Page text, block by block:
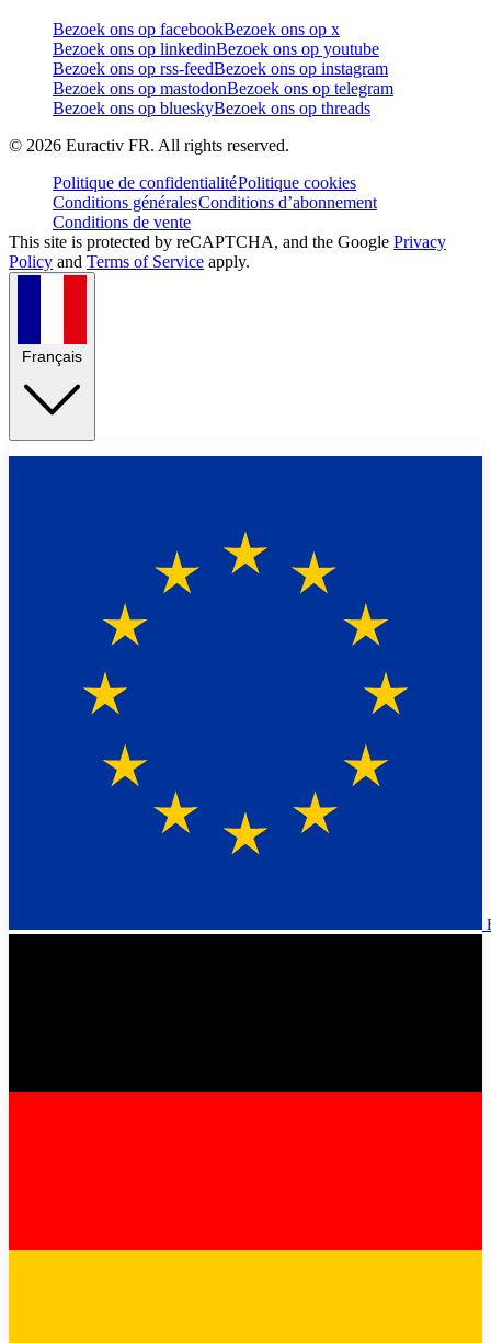
Bezoek ons op facebookBezoek ons op x
Bezoek ons op linkedinBezoek ons op youtube
Bezoek ons op rss-feedBezoek ons op instagram
Bezoek ons op mastodonBezoek ons op telegram
Bezoek ons op blueskyBezoek ons op threads
© 2026 Euractiv FR. All rights reserved.
Politique de confidentialitéPolitique cookies
Conditions généralesConditions d’abonnement
Conditions de vente
This site is protected by reCAPTCHA, and the Google Privacy
Policy and Terms of Service apply.
Français